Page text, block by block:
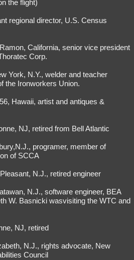
the flight)
regional director, U.S. Census
California, senior vice president
Corp.
York, N.Y., welder and teacher
the Ironworkers Union.
Hawaii, artist and antiques &
NJ, retired from Bell Atlantic
programer, member of
of SCCA
N.J., retired engineer
N.J., software engineer, BEA
W. Basnicki wasvisiting the WTC and
NJ, retired
N.J., rights advocate, New
Council